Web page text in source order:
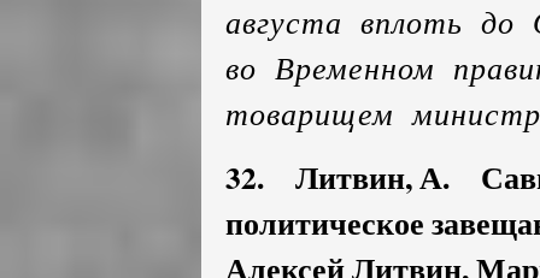
августа вплоть до
во Временном
товарищем
32. Литвин, А.
политическое
Алексей Литвин,